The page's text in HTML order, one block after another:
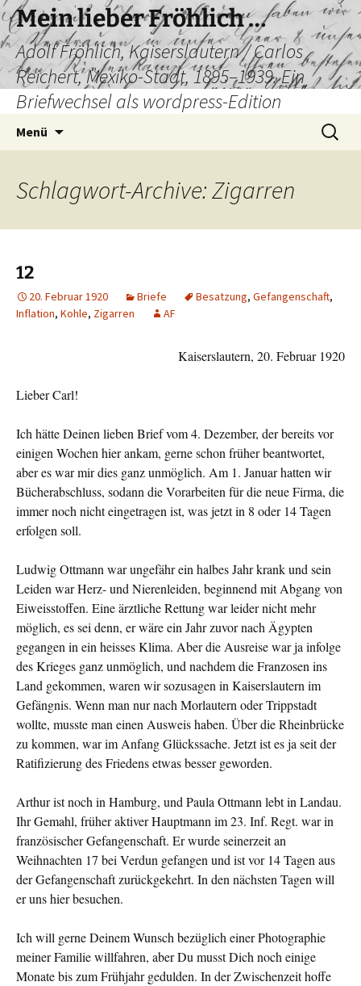
Mein lieber Fröhlich …
Adolf Fröhlich, Kaiserslautern / Carlos
Reichert, Mexiko-Stadt, 1895–1939. Ein
Briefwechsel als wordpress-Edition
Menü
Suchen
nach:
Schlagwort-Archive: Zigarren
12
20. Februar 1920 Briefe Besatzung, Gefangenschaft,
Inflation, Kohle, Zigarren AF
Kaiserslautern, 20. Februar 1920
Lieber Carl!
Ich hätte Deinen lieben Brief vom 4. Dezember, der bereits vor
einigen Wochen hier ankam, gerne schon früher beantwortet,
aber es war mir dies ganz unmöglich. Am 1. Januar hatten wir
Bücherabschluss, sodann die Vorarbeiten für die neue Firma, die
immer noch nicht eingetragen ist, was jetzt in 8 oder 14 Tagen
erfolgen soll.
Ludwig Ottmann war ungefähr ein halbes Jahr krank und sein
Leiden war Herz- und Nierenleiden, beginnend mit Abgang von
Eiweisstoffen. Eine ärztliche Rettung war leider nicht mehr
möglich, es sei denn, er wäre ein Jahr zuvor nach Ägypten
gegangen in ein heisses Klima. Aber die Ausreise war ja infolge
des Krieges ganz unmöglich, und nachdem die Franzosen ins
Land gekommen, waren wir sozusagen in Kaiserslautern im
Gefängnis. Wenn man nur nach Morlautern oder Trippstadt
wollte, musste man einen Ausweis haben. Über die Rheinbrücke
zu kommen, war im Anfang Glückssache. Jetzt ist es ja seit der
Ratifizierung des Friedens etwas besser geworden.
Arthur ist noch in Hamburg, und Paula Ottmann lebt in Landau.
Ihr Gemahl, früher aktiver Hauptmann im 23. Inf. Regt. war in
französischer Gefangenschaft. Er wurde seinerzeit an
Weihnachten 17 bei Verdun gefangen und ist vor 14 Tagen aus
der Gefangenschaft zurückgekehrt. In den nächsten Tagen will
er uns hier besuchen.
Ich will gerne Deinem Wunsch bezüglich einer Photographie
meiner Familie willfahren, aber Du musst Dich noch einige
Monate bis zum Frühjahr gedulden. In der Zwischenzeit hoffe